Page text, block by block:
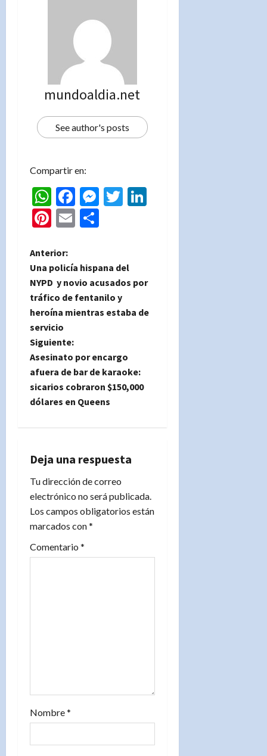
mundoaldia.net
See author's posts
Compartir en:
WhatsApp
Facebook
Messenger
Twitter
Pinterest
Email
N
a
v
e
g
a
c
ó
n
d
e
e
a
Anterior:
Una policía hispana del
NYPD y novio acusados por
tráfico de fentanilo y
heroína mientras estaba de
servicio
Siguiente:
Asesinato por encargo
afuera de bar de karaoke:
sicarios cobraron $150,000
dólares en Queens
Deja una respuesta
Tu dirección de correo
electrónico no será publicada.
Los campos obligatorios están
marcados con*
Comentario *
Nombre*